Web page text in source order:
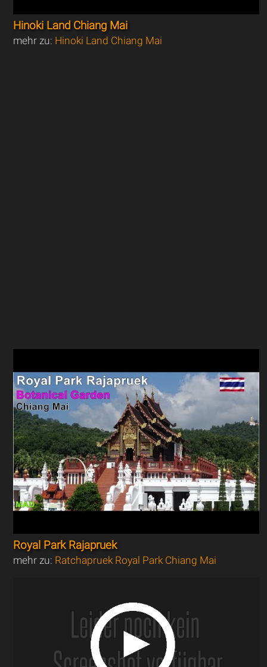
Hinoki Land Chiang Mai
mehr zu: Hinoki Land Chiang Mai
Royal Park Rajapruek
mehr zu: Ratchapruek Royal Park Chiang Mai